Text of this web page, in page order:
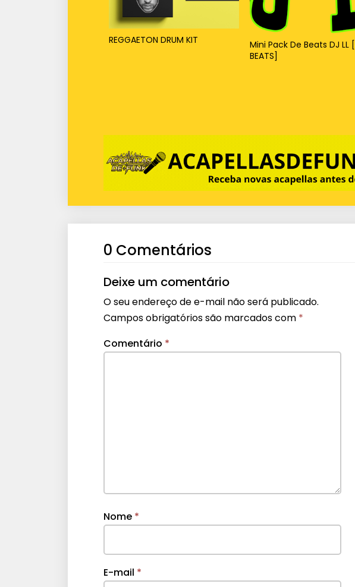
REGGAETON DRUM KIT
Mini Pack De Beats DJ LL
BEATS]
0 Comentários
Deixe um comentário
O seu endereço de e-mail não será publicado.
Campos obrigatórios são marcados com *
Comentário *
Nome *
E-mail *